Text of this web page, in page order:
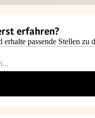
erfahren?
passende Stellen zu